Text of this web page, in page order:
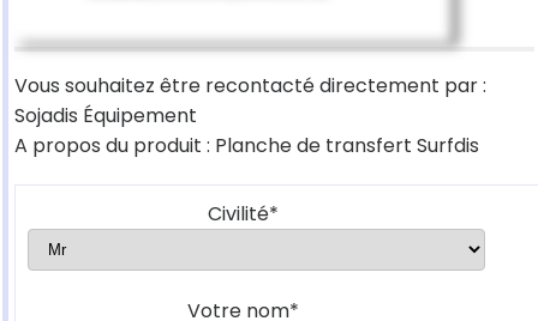
Vous souhaitez être recontacté directement par :
Sojadis Équipement
A propos du produit : Planche de transfert Surfdis
Civilité*
Votre nom*